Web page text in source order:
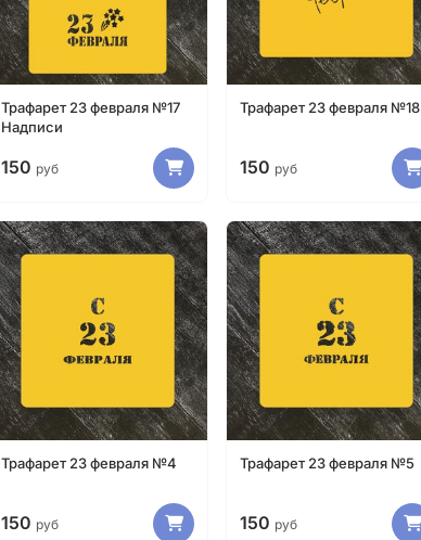
Трафарет 23 февраля №17
Надписи
150 руб
Трафарет 23 февраля №18
150 руб
Трафарет 23 февраля №4
150 руб
Трафарет 23 февраля №5
150 руб